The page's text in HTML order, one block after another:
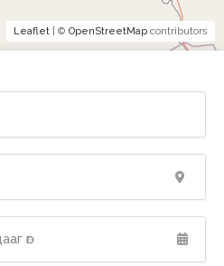
Leaflet | © OpenStreetMap contributors